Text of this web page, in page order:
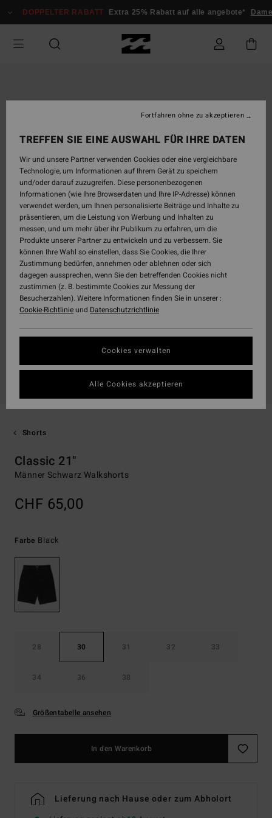
zur
springen
DOPPELTER RABATT Extra 25% Rabatt auf alle angebote* Damen
Shorts
Classic 21"
Männer Schwarz Walkshorts
CHF 65,00
Farbe Black
28 30 31 32 33
34 36 38
Größentabelle ansehen
In den Warenkorb
Lieferung nach Hause oder zum Abholort
TREFFEN SIE EINE AUSWAHL FÜR IHRE DATEN
Wir und unsere Partner verwenden Cookies oder eine vergleichbare
Technologie, um Informationen auf Ihrem Gerät zu speichern
und/oder darauf zuzugreifen. Diese personenbezogenen
Informationen (wie Ihre Browserdaten und Ihre IP-Adresse) können
verwendet werden, um Ihnen personalisierte Beiträge und Inhalte zu
präsentieren, um die Leistung von Werbung und Inhalten zu
messen, und um mehr über ihr Publikum zu erfahren, um die
Produkte unserer Partner zu entwickeln und zu verbessern. Sie
können Ihre Wahl so einstellen, dass Sie Cookies, die Ihrer
Zustimmung bedürfen, annehmen oder ablehnen oder sich
dagegen aussprechen, wenn Sie den betreffenden Cookies nicht
zustimmen (z. B. bestimmte Cookies zur Messung der
Besucherzahlen). Weitere Informationen finden Sie in unserer :
Cookie-Richtlinieund Datenschutzrichtlinie
Cookies verwalten
Fortfahren ohne zu akzeptieren
Alle Cookies akzeptieren